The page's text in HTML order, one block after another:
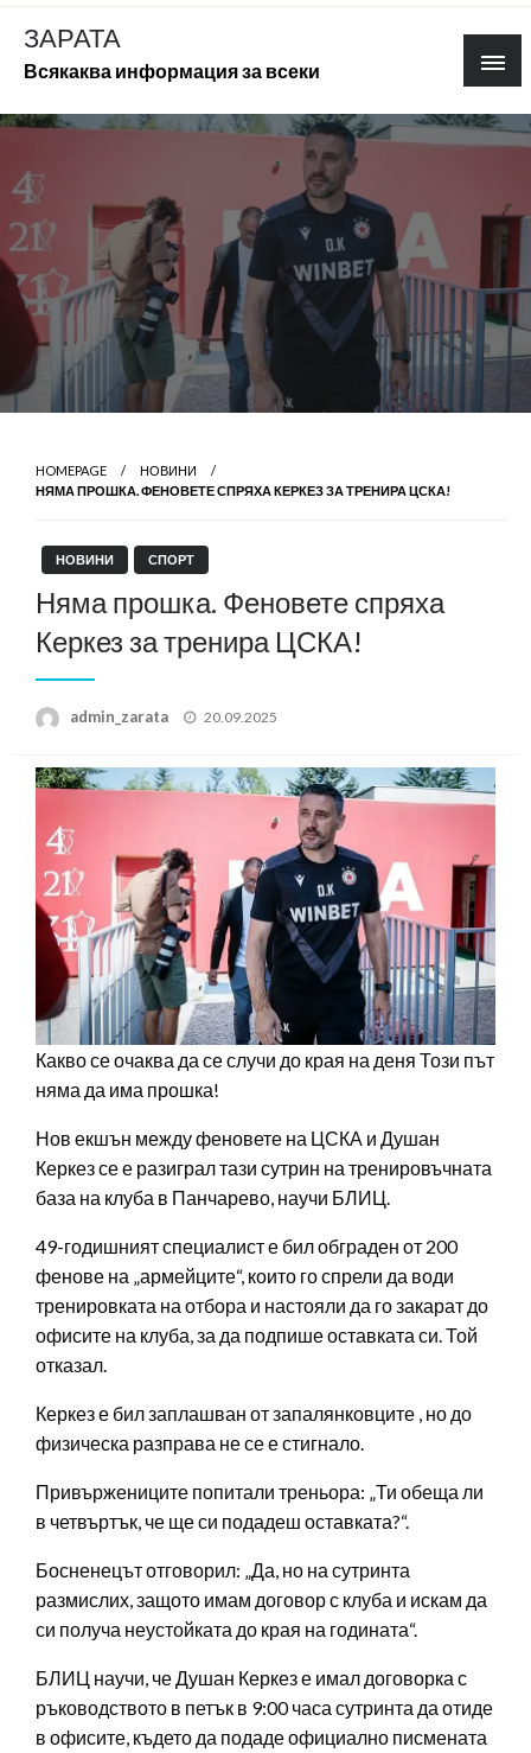
Skip
content
ЗАРАТА
Всякаква информация за всеки
HOMEPAGE
НОВИНИ
НЯМА ПРОШКА. ФЕНОВЕТЕ СПРЯХА КЕРКЕЗ ЗА ТРЕНИРА ЦСКА!
НОВИНИ СПОРТ
Няма прошка. Феновете спряха
Керкез за тренира ЦСКА!
admin_zarata
Posted
20.09.2025
Какво се очаква да се случи до края на деня Този път
няма да има прошка!
Нов екшън между феновете на ЦСКА и Душан
Керкез се е разиграл тази сутрин на тренировъчната
база на клуба в Панчарево, научи БЛИЦ.
49-годишният специалист е бил обграден от 200
фенове на „армейците“, които го спрели да води
тренировката на отбора и настояли да го закарат до
офисите на клуба, за да подпише оставката си. Той
отказал.
Керкез е бил заплашван от запалянковците , но до
физическа разправа не се е стигнало.
Привържениците попитали треньора: „Ти обеща ли
в четвъртък, че ще си подадеш оставката?“.
Босненецът отговорил: „Да, но на сутринта
размислих, защото имам договор с клуба и искам да
си получа неустойката до края на годината“.
БЛИЦ научи, че Душан Керкез е имал договорка с
ръководството в петък в 9:00 часа сутринта да отиде
в офисите, където да подаде официално писмената